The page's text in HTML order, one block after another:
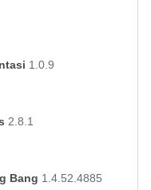
1.0.9
2.8.1
Bang 1.4.52.4885